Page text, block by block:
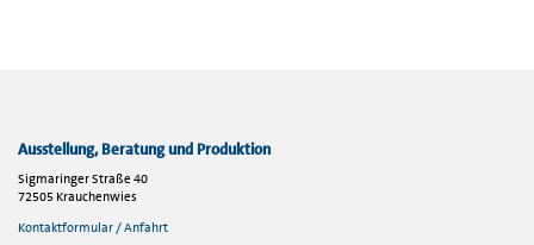
Ausstellung, Beratung und Produktion
Sigmaringer Straße 40
72505 Krauchenwies
Kontaktformular / Anfahrt